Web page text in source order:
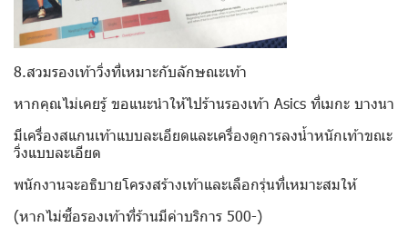
8.สวมรองเท้าวิ่งที่เหมาะกับลักษณะเท้า
หากคุณไม่เคยรู้ ขอแนะนำให้ไปร้านรองเท้า Asics ที่เมกะ บางนา
มีเครื่องสแกนเท้าแบบละเอียดและเครื่องดูการลงน้ำหนักเท้าขณะ
วิ่งแบบละเอียด
พนักงานจะอธิบายโครงสร้างเท้าและเลือกรุ่นที่เหมาะสมให้
(หากไม่ซื้อรองเท้าที่ร้านมีค่าบริการ 500-)